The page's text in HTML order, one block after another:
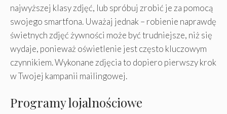
najwyższej klasy zdjęć, lub spróbuj zrobić je za pomocą
swojego smartfona. Uważaj jednak – robienie naprawdę
świetnych zdjęć żywności może być trudniejsze, niż się
wydaje, ponieważ oświetlenie jest często kluczowym
czynnikiem. Wykonane zdjęcia to dopiero pierwszy krok
w Twojej kampanii mailingowej.
Programy lojalnościowe